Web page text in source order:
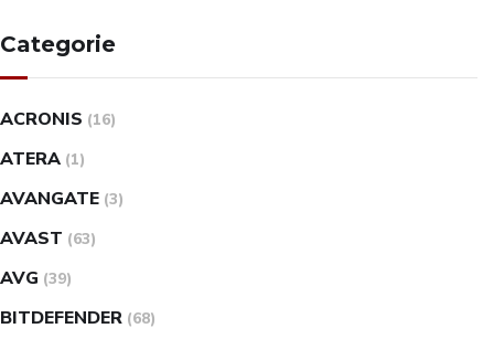
Categorie
ACRONIS (16)
ATERA (1)
AVANGATE (3)
AVAST (63)
AVG (39)
BITDEFENDER (68)